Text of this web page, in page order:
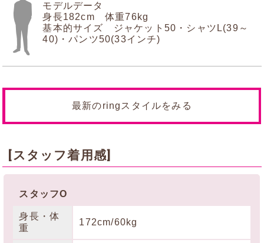
モデルデータ
身長182cm 体重76kg
基本的サイズ ジャケット50・シャツL(39～
40)・パンツ50(33インチ)
最新のringスタイルをみる
[スタッフ着用感]
スタッフO
身長・体
重
172cm/60kg